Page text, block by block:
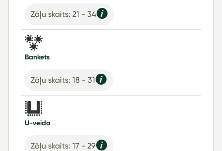
Zāļu skaits: 21 - 34
Bankets
Zāļu skaits: 18 - 31
U-veida
Zāļu skaits: 17 - 29